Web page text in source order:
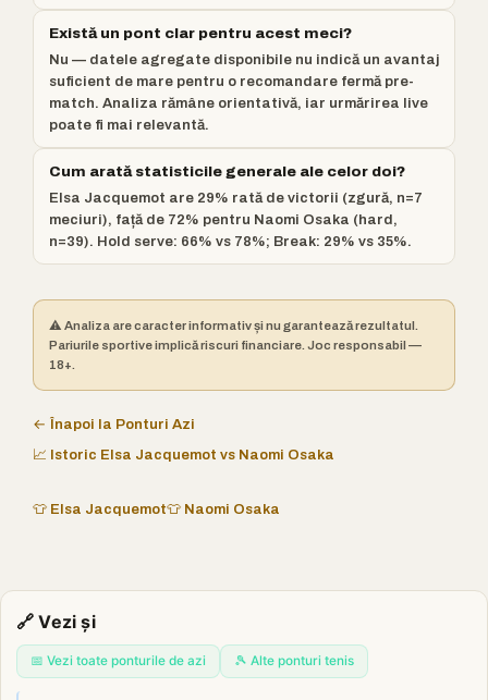
Există un pont clar pentru acest meci?
Nu — datele agregate disponibile nu indică un avantaj
suficient de mare pentru o recomandare fermă pre-
match. Analiza rămâne orientativă, iar urmărirea live
poate fi mai relevantă.
Cum arată statisticile generale ale celor doi?
Elsa Jacquemot are 29% rată de victorii (zgură, n=7
meciuri), față de 72% pentru Naomi Osaka (hard,
n=39). Hold serve: 66% vs 78%; Break: 29% vs 35%.
⚠️ Analiza are caracter informativ și nu garantează rezultatul.
Pariurile sportive implică riscuri financiare. Joc responsabil —
18+.
← Înapoi la Ponturi Azi
📈 Istoric Elsa Jacquemot vs Naomi Osaka
👕 Elsa Jacquemot👕 Naomi Osaka
🔗 Vezi și
📅 Vezi toate ponturile de azi 🎾 Alte ponturi tenis